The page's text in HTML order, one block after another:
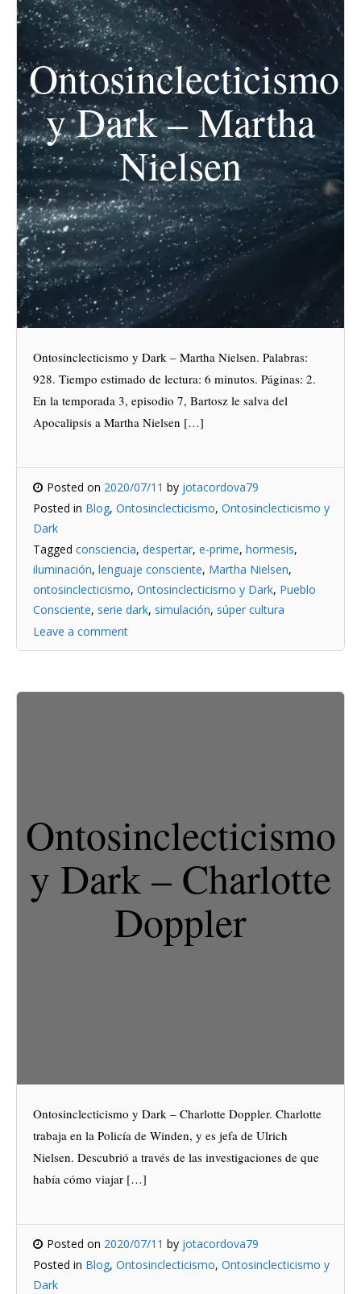
Ontosinclecticismo
y Dark – Martha
Nielsen
Ontosinclecticismo y Dark – Martha Nielsen. Palabras:
928. Tiempo estimado de lectura: 6 minutos. Páginas: 2.
En la temporada 3, episodio 7, Bartosz le salva del
Apocalipsis a Martha Nielsen […]
Posted on 2020/07/11 by jotacordova79
Posted in Blog, Ontosinclecticismo, Ontosinclecticismo y
Dark
Tagged consciencia, despertar, e-prime, hormesis,
iluminación, lenguaje consciente, Martha Nielsen,
ontosinclecticismo, Ontosinclecticismo y Dark, Pueblo
Consciente, serie dark, simulación, súper cultura
Leave a comment
Ontosinclecticismo
y Dark – Charlotte
Doppler
Ontosinclecticismo y Dark – Charlotte Doppler. Charlotte
trabaja en la Policía de Winden, y es jefa de Ulrich
Nielsen. Descubrió a través de las investigaciones de que
había cómo viajar […]
Posted on 2020/07/11 by jotacordova79
Posted in Blog, Ontosinclecticismo, Ontosinclecticismo y
Dark